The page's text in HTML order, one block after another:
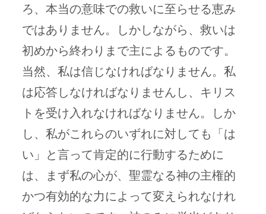
ろ、本当の意味での救いに至らせる恵み
ではありません。しかしながら、救いは
初めから終わりまで主によるものです。
当然、私は信じなければなりません。私
は応答しなければなりませんし、キリス
トを受け入れなければなりません。しか
し、私がこれらのいずれに対しても「は
い」と言って肯定的に行動するために
は、まず私の心が、聖霊なる神の主権的
かつ有効的な力によって変えられなけれ